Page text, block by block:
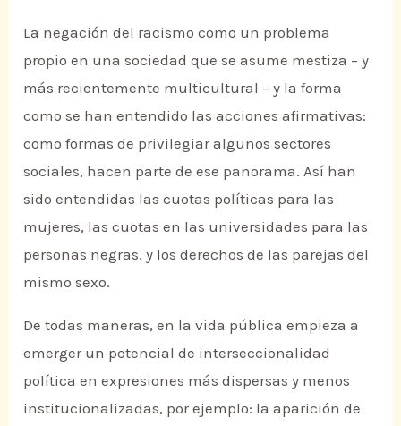
La negación del racismo como un problema
propio en una sociedad que se asume mestiza – y
más recientemente multicultural – y la forma
como se han entendido las acciones afirmativas:
como formas de privilegiar algunos sectores
sociales, hacen parte de ese panorama. Así han
sido entendidas las cuotas políticas para las
mujeres, las cuotas en las universidades para las
personas negras, y los derechos de las parejas del
mismo sexo.
De todas maneras, en la vida pública empieza a
emerger un potencial de interseccionalidad
política en expresiones más dispersas y menos
institucionalizadas, por ejemplo: la aparición de